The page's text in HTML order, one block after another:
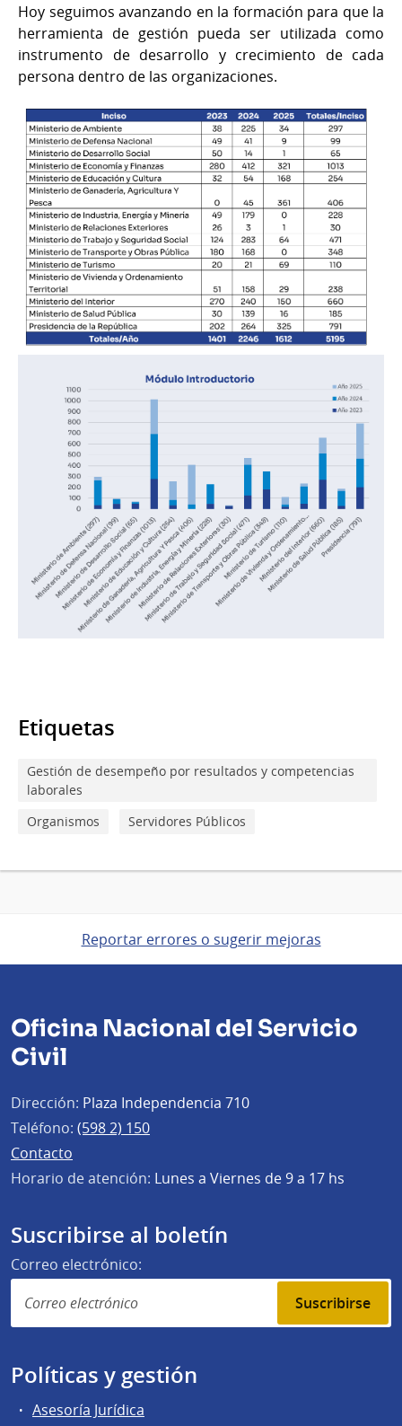
Hoy seguimos avanzando en la formación para que la
herramienta de gestión pueda ser utilizada como
instrumento de desarrollo y crecimiento de cada
persona dentro de las organizaciones.
Etiquetas
Gestión de desempeño por resultados y competencias
laborales
Organismos
Servidores Públicos
Reportar errores o sugerir mejoras
Oficina Nacional del Servicio
Civil
Dirección: Plaza Independencia 710
Teléfono: (598 2) 150
Contacto
Horario de atención: Lunes a Viernes de 9 a 17 hs
Suscribirse al boletín
Correo electrónico:
Suscribirse
Políticas y gestión
Asesoría Jurídica